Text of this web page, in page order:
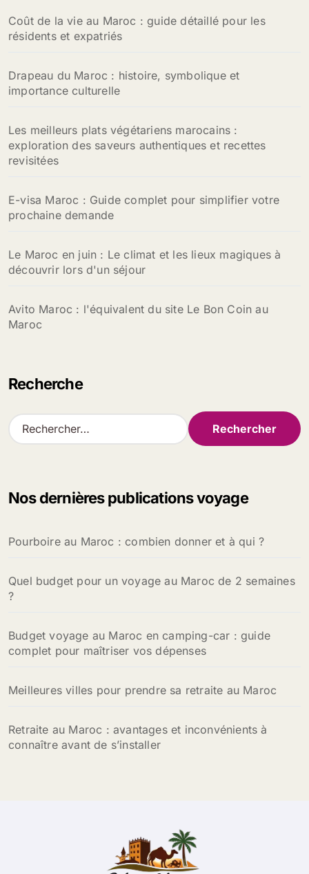
Coût de la vie au Maroc : guide détaillé pour les
résidents et expatriés
Drapeau du Maroc : histoire, symbolique et
importance culturelle
Les meilleurs plats végétariens marocains :
exploration des saveurs authentiques et recettes
revisitées
E-visa Maroc : Guide complet pour simplifier votre
prochaine demande
Le Maroc en juin : Le climat et les lieux magiques à
découvrir lors d'un séjour
Avito Maroc : l'équivalent du site Le Bon Coin au
Maroc
Recherche
R
e
r
e
:
Nos dernières publications voyage
Pourboire au Maroc : combien donner et à qui ?
Quel budget pour un voyage au Maroc de 2 semaines
?
Budget voyage au Maroc en camping-car : guide
complet pour maîtriser vos dépenses
Meilleures villes pour prendre sa retraite au Maroc
Retraite au Maroc : avantages et inconvénients à
connaître avant de s’installer